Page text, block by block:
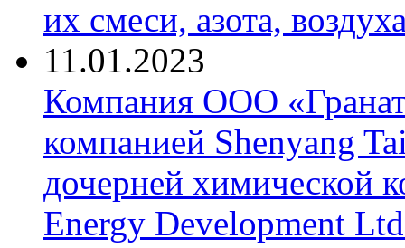
их смеси, азота,
11.01.2023
Компания ООО
компанией Shenyang
дочерней химической
Energy Development